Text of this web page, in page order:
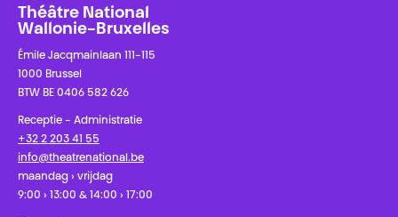
Théâtre National
Wallonie-Bruxelles
Émile Jacqmainlaan 111-115
1000 Brussel
BTW BE 0406 582 626
Receptie - Administratie
+32 2 203 41 55
info@theatrenational.be
maandag › vrijdag
9:00 › 13:00 & 14:00 › 17:00